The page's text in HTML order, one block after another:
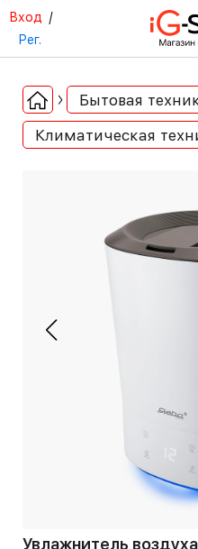
Вход /
Рег.
Бытовая
Климатическая
Увлажнитель